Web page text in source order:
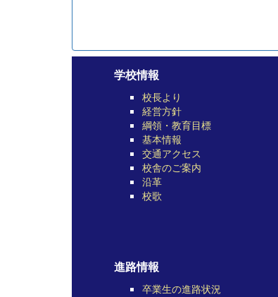
学校情報
校長より
経営方針
綱領・教育目標
基本情報
交通アクセス
校舎のご案内
沿革
校歌
進路情報
卒業生の進路状況